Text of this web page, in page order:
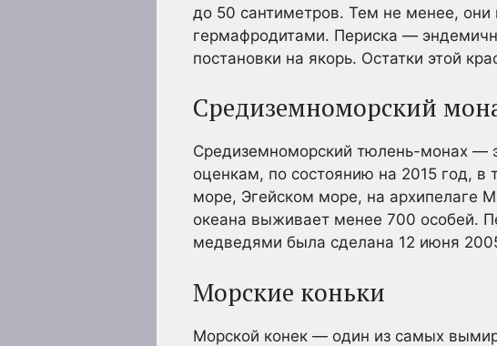
до 50 сантиметров. Тем не менее, они
гермафродитами. Периска —
постановки на якорь. Остатки этой
Средиземноморский
Средиземноморский тюлень-монах —
оценкам, по состоянию на 2015 год, в
море, Эгейском море, на архипелаге
океана выживает менее 700 особей.
медведями была сделана 12 июня
Морские коньки
Морской конек — один из самых